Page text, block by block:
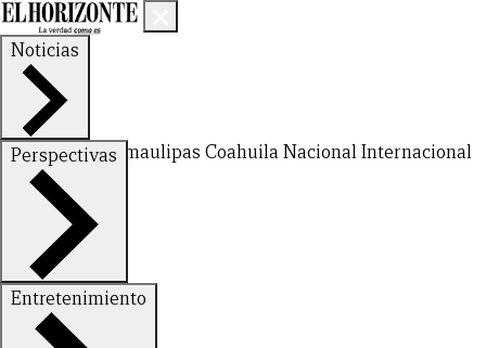
Noticias
Nuevo LeónTamaulipas Coahuila NacionalInternacional
Perspectivas
FinanzasOpinión
Entretenimiento